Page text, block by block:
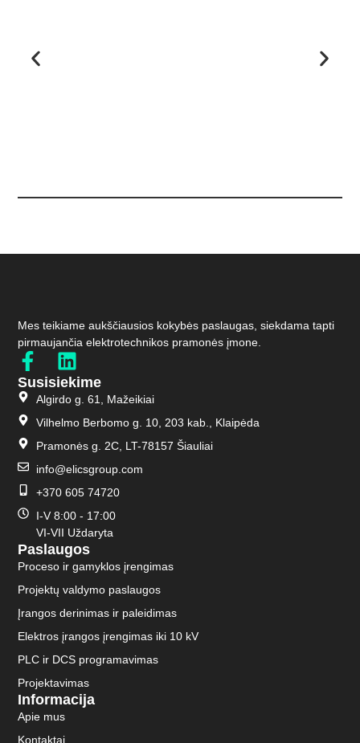
Mes teikiame aukščiausios kokybės paslaugas, siekdama tapti
pirmaujančia elektrotechnikos pramonės įmone.
Paslaugos
Proceso ir gamyklos įrengimas
Projektų valdymo paslaugos
Įrangos derinimas ir paleidimas
Elektros įrangos įrengimas iki 10 kV
PLC ir DCS programavimas
Projektavimas
Informacija
Apie mus
Kontaktai
Susisiekime
Algirdo g. 61, Mažeikiai
Vilhelmo Berbomo g. 10, 203 kab., Klaipėda
Pramonės g. 2C, LT-78157 Šiauliai
info@elicsgroup.com
+370 605 74720
I-V 8:00 - 17:00
VI-VII Uždaryta